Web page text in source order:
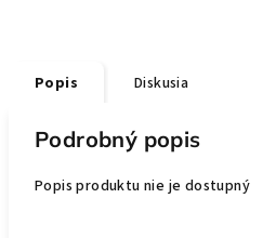
Popis Diskusia
Podrobný popis
Popis produktu nie je dostupný